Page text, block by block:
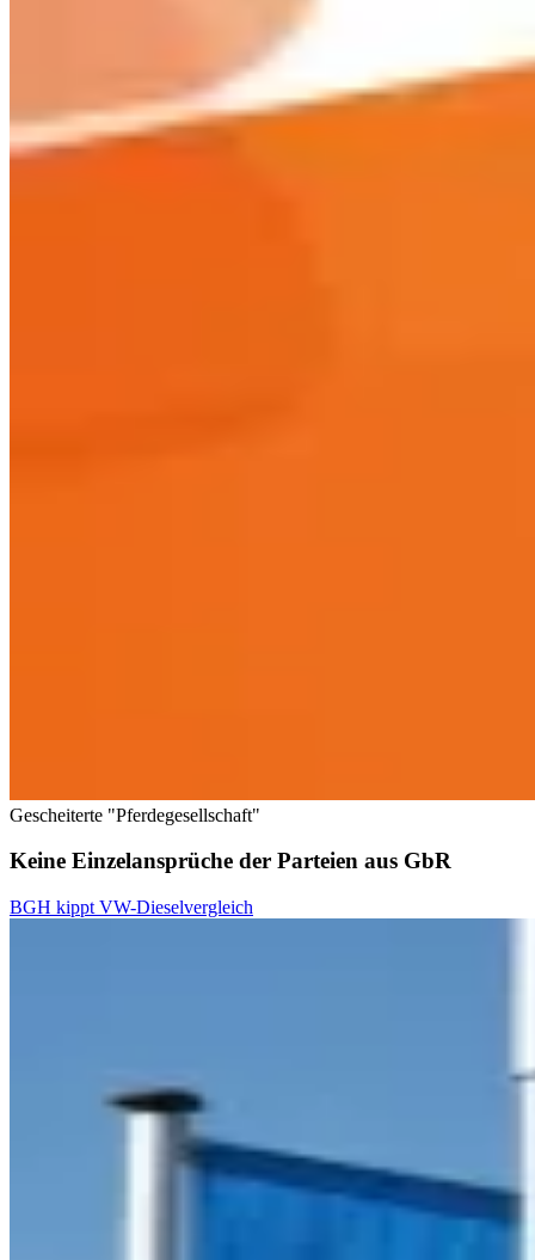
Gescheiterte "Pferdegesellschaft"
Keine Einzelansprüche der Parteien aus GbR
BGH kippt VW-Dieselvergleich